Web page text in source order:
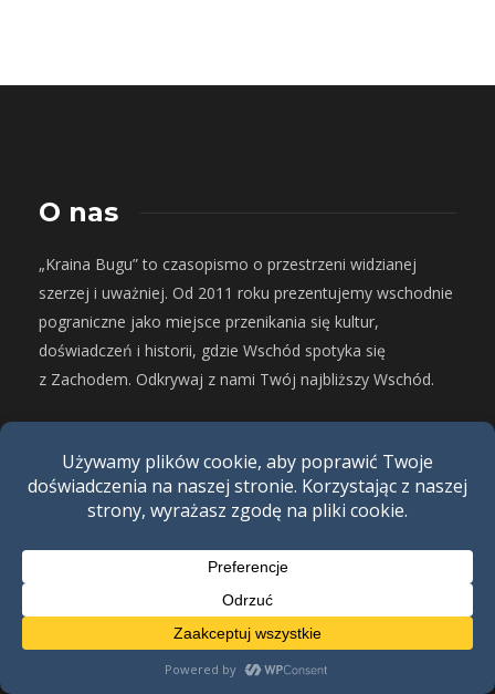
O nas
„Kraina Bugu” to czasopismo o przestrzeni widzianej
szerzej i uważniej. Od 2011 roku prezentujemy wschodnie
pograniczne jako miejsce przenikania się kultur,
doświadczeń i historii, gdzie Wschód spotyka się
z Zachodem. Odkrywaj z nami Twój najbliższy Wschód.
Newsletter